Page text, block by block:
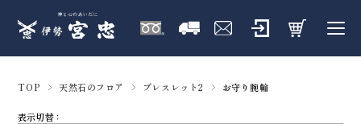
TOP 天然石のフロア ブレスレット2 お守り腕輪
表示切替：